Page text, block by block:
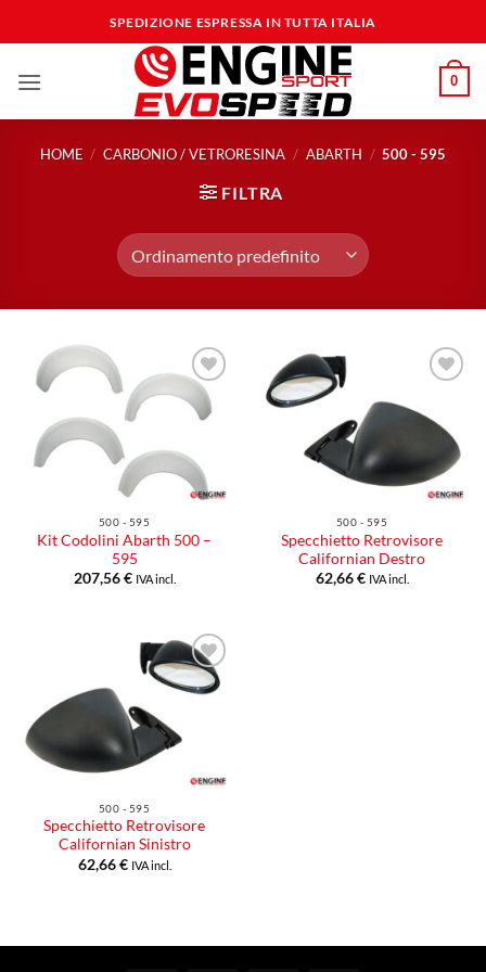
ai
SPEDIZIONE ESPRESSA IN TUTTA ITALIA
0
HOME / CARBONIO / VETRORESINA / ABARTH / 500 - 595
FILTRA
Aggiungi
alla lista
500 - 595
Kit Codolini Abarth 500 –
595
207,56€ IVA incl.
alla lista
dei
desideri
500 - 595
Specchietto Retrovisore
Californian Destro
62,66€ IVA incl.
Aggiungi
alla lista
desideri
500 - 595
Specchietto Retrovisore
Californian Sinistro
62,66€ IVA incl.